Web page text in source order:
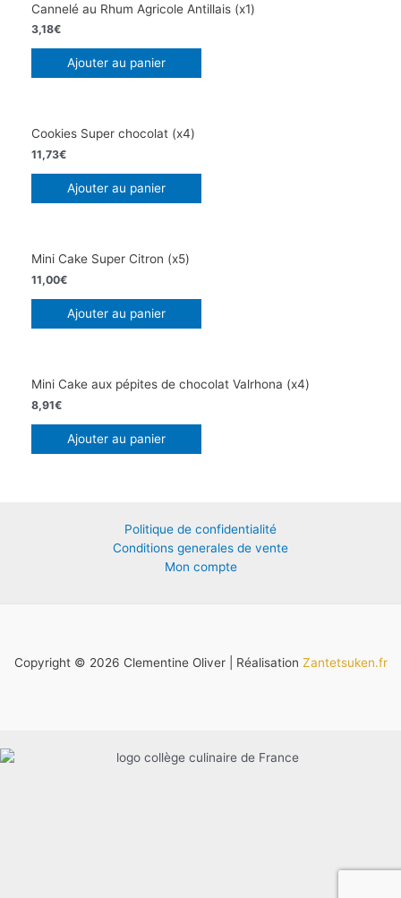
Cannelé au Rhum Agricole Antillais (x1)
3,18€
Ajouter au panier
Cookies Super chocolat (x4)
11,73€
Ajouter au panier
Mini Cake Super Citron (x5)
11,00€
Ajouter au panier
Mini Cake aux pépites de chocolat Valrhona (x4)
8,91€
Ajouter au panier
Politique de confidentialité
Conditions generales de vente
Mon compte
Copyright © 2026 Clementine Oliver | Réalisation Zantetsuken.fr